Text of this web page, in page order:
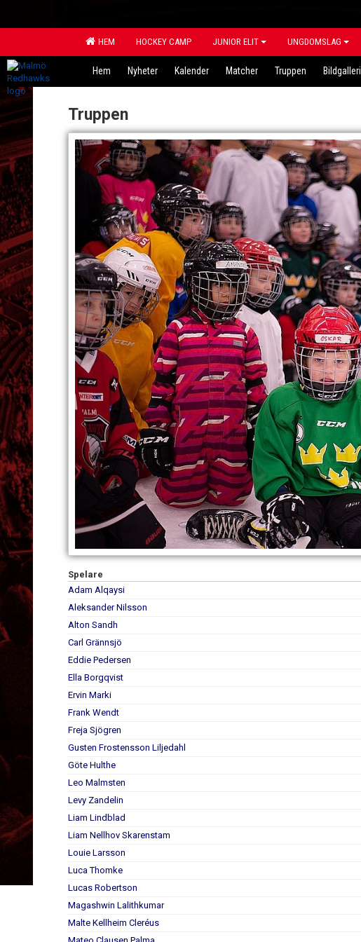
HEM HOCKEY CAMP JUNIOR ELIT UNGDOMSLAG
Hem Nyheter Kalender Matcher Truppen Bildgalleri
Truppen
Spelare
Adam Alqaysi
Aleksander Nilsson
Alton Sandh
Carl Grännsjö
Eddie Pedersen
Ella Borgqvist
Ervin Marki
Frank Wendt
Freja Sjögren
Gusten Frostensson Liljedahl
Göte Hulthe
Leo Malmsten
Levy Zandelin
Liam Lindblad
Liam Nellhov Skarenstam
Louie Larsson
Luca Thomke
Lucas Robertson
Magashwin Lalithkumar
Malte Kellheim Cleréus